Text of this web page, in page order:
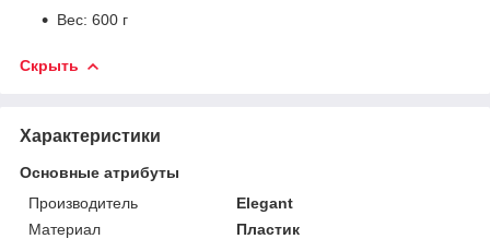
Вес: 600 г
Скрыть
Характеристики
Основные атрибуты
Производитель
Elegant
Материал
Пластик